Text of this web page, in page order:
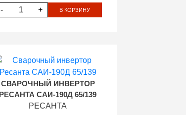
- + В КОРЗИНУ
СВАРОЧНЫЙ ИНВЕРТОР
РЕСАНТА САИ-190Д 65/139
РЕСАНТА